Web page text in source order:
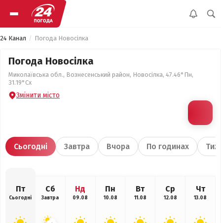
24 Канал Погода Новосілка
Погода Новосілка
Миколаївська обл., Вознесенський район, Новосілка, 47.46°Пн,
31.19°Сх
Змінити місто
Сьогодні Завтра Вчора По годинах
Пт
Сьогодні
Сб
Завтра
Нд
09.08
Пн
10.08
Вт
11.08
Ср
12.08
Чт
13.08